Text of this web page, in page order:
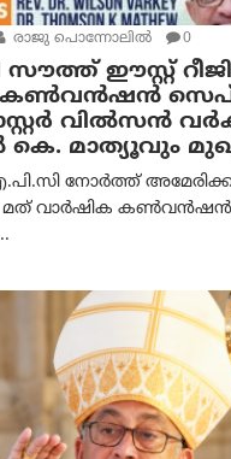
രാജു പൊന്നോലിൽ 0
ഈസ്റ്റ്
കൺവൻഷൻ
വിൽസൻ
മാത്യൂവും
നോർത്ത്
– മത് വാർഷിക